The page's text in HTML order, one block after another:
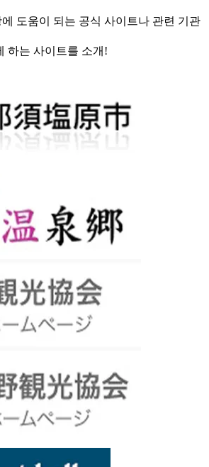
도움이 되는 공식 사이트나 관련 기관
하는 사이트를 소개!